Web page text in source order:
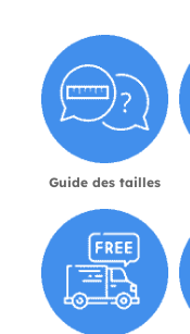
Guide des tailles